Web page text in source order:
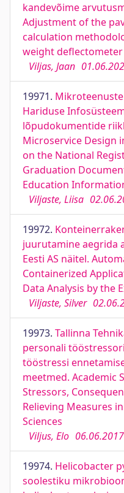
kandevõime
Adjustment of the
calculation
weight deflectometer
Viljas, Jaan
19971.
Hariduse
lõpudokumentide
Microservice Design
on the National
Graduation
Education
Viljaste, Liisa
19972.
juurutamine aegrida
Eesti AS näitel.
Containerized
Data Analysis by the
Viljaste, Silver
19973. Tallinna
personali
tööstressi
meetmed. Academic
Stressors,
Relieving Measures
Sciences
Viljus, Elo 06.06.2017
19974. Helicobacter
soolestiku